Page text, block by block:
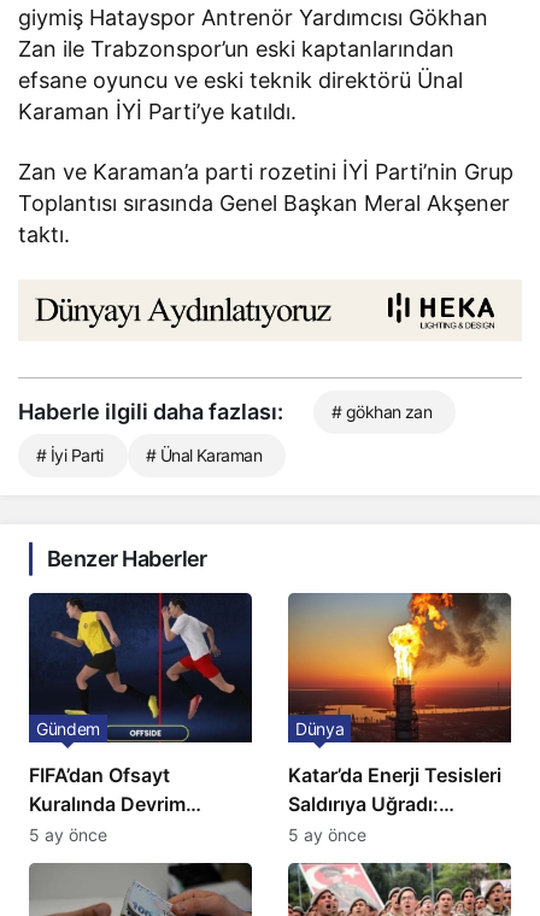
giymiş Hatayspor Antrenör Yardımcısı Gökhan
Zan ile Trabzonspor’un eski kaptanlarından
efsane oyuncu ve eski teknik direktörü Ünal
Karaman İYİ Parti’ye katıldı.
Zan ve Karaman’a parti rozetini İYİ Parti’nin Grup
Toplantısı sırasında Genel Başkan Meral Akşener
taktı.
Haberle ilgili daha fazlası: # gökhan zan
# İyi Parti # Ünal Karaman
Benzer Haberler
FIFA’dan Ofsayt
Kuralında Devrim
Niteliğinde Onay
Gündem
5 ay önce
Katar’da Enerji Tesisleri
Saldırıya Uğradı:
Avrupa’da Doğalgaz
Fiyatlarında Sert Artış
Dünya
5 ay önce